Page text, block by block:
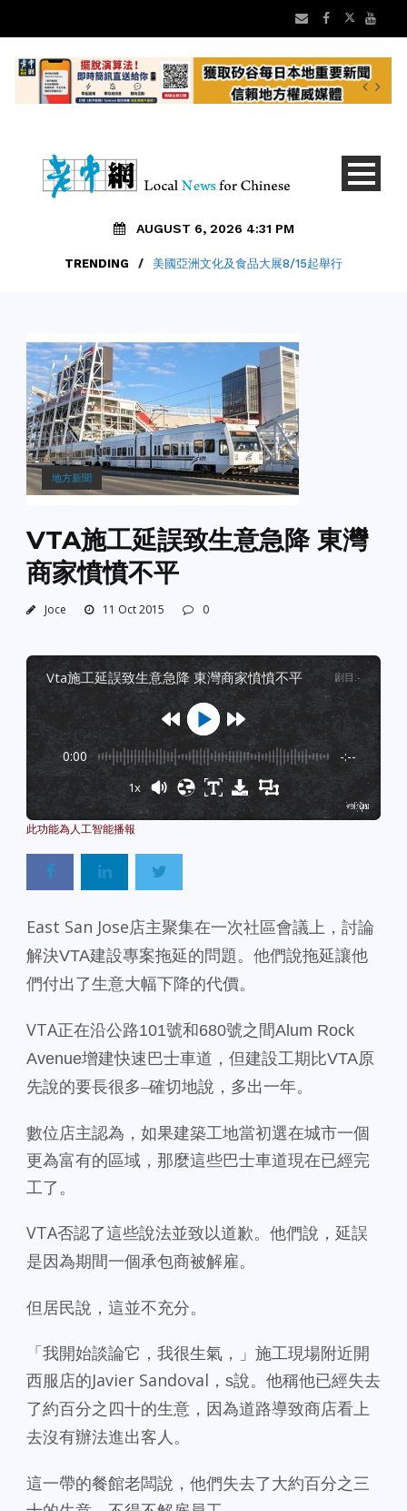
AUGUST 6, 2026 4:31 PM
TRENDING / 美國亞洲文化及食品大展8/15起舉行
地方新聞
VTA施工延誤致生意急降 東灣
商家憤憤不平
Joce 11 Oct 2015 0
vta施工延誤致生意急降 東灣商家憤憤不平 剧目 :-
0:00 -:--
1x
GSpeech
East San Jose店主聚集在一次社區會議上，討論
解決VTA建設專案拖延的問題。 他們說拖延讓他
們付出了生意大幅下降的代價。
VTA正在沿公路101號和680號之間Alum Rock
Avenue增建快速巴士車道，但建設工期比VTA原
先說的要長很多–確切地說，多出一年。
數位店主認為，如果建築工地當初選在城市一個
更為富有的區域， 那麼這些巴士車道現在已經完
工了。
VTA否認了這些說法並致以道歉。他們說， 延誤
是因為期間一個承包商被解雇。
但居民說，這並不充分。
「我開始談論它，我很生氣，」施工現場附近開
西服店的Javier Sandoval ， s說。 他稱他已經失去
了約百分之四十的生意， 因為道路導致商店看上
去沒有辦法進出客人。
這一帶的餐館老闆說，他們失去了大約百分之三